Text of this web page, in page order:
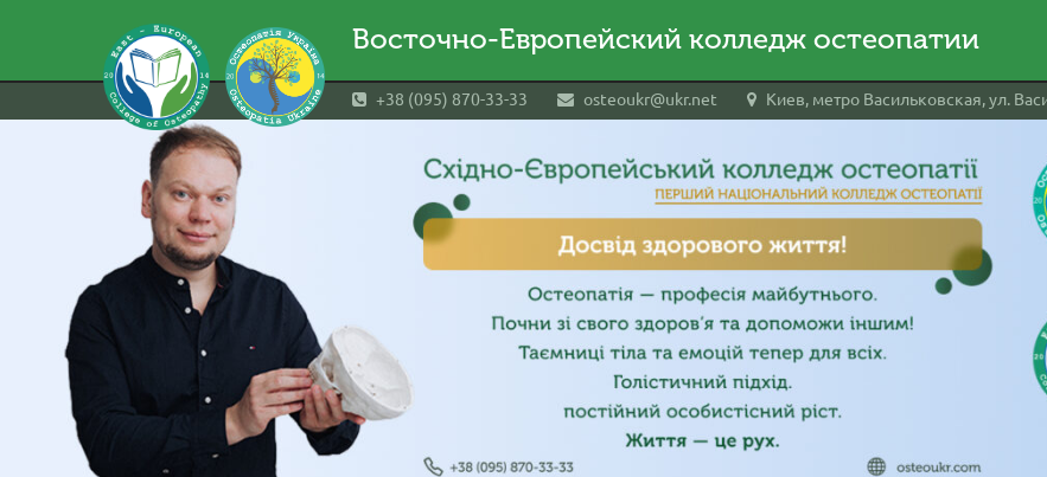
Восточно-Европейский колледж остеопатии
+38 (095) 870-33-33 osteoukr@ukr.net Киев, метро Васильковская, ул.